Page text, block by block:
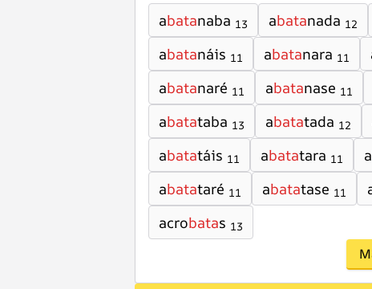
abatanaba 13 abatanada 12
abatanáis 11 abatanara 11
abatanaré 11 abatanase 11
abatataba 13 abatatada 12
abatatáis 11 abatatara 11 a
abatataré 11 abatatase 11
acrobatas 13